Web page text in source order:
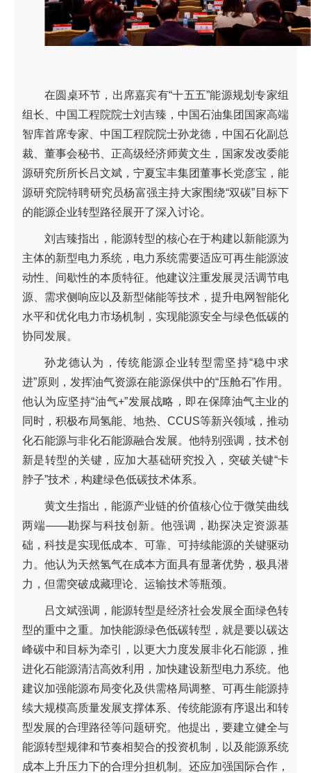
在圆桌环节，出席嘉宾有“十五五”能源规划专家组
组长、中国工程院院士刘吉臻，中国石油集团国家高端
智库首席专家、中国工程院院士孙龙德，中国石化副总
裁、董事会秘书、正高级经济师黄文生，国家发改委能
源研究所所长吕文斌，宁夏宝丰集团董事长党彦宝，能
源研究院特聘研究员杨富强主持大家围绕“双碳”目标下
的能源企业转型路径展开了深入讨论。
刘吉臻指出，能源转型的核心在于构建以新能源为
主体的新型电力系统，电力系统需要适应可再生能源波
动性、间歇性的本质特征。他建议注重发展灵活调节电
源、需求侧响应以及新型储能等技术，提升电网智能化
水平和优化电力市场机制，实现能源安全与绿色低碳的
协同发展。
孙龙德认为，传统能源企业转型需坚持“稳中求
进”原则，发挥油气资源在能源保供中的“压舱石”作用。
他认为应坚持“油气+”发展战略，即在保障油气主业的
同时，积极布局氢能、地热、CCUS等新兴领域，推动
化石能源与非化石能源融合发展。他特别强调，技术创
新是转型的关键，应加大基础研究投入，突破关键“卡
脖子”技术，构建绿色低碳技术体系。
黄文生指出，能源产业链的价值核心位于微笑曲线
两端——勘探与科技创新。他强调，勘探决定资源基
础，科技是实现低成本、可靠、可持续能源的关键驱动
力。他认为天然氢气在成本方面具有显著优势，极具潜
力，但需突破成藏理论、运输技术等瓶颈。
吕文斌强调，能源转型是经济社会发展全面绿色转
型的重中之重。加快能源绿色低碳转型，就是要以碳达
峰碳中和目标为牵引，以更大力度发展非化石能源，推
进化石能源清洁高效利用，加快建设新型电力系统。他
建议加强能源布局变化及供需格局调整、可再生能源持
续大规模高质量发展支撑体系、传统能源有序退出和转
型发展的合理路径等问题研究。他提出，要建立健全与
能源转型规律和节奏相契合的投资机制，以及能源系统
成本上升压力下的合理分担机制。还应加强国际合作，